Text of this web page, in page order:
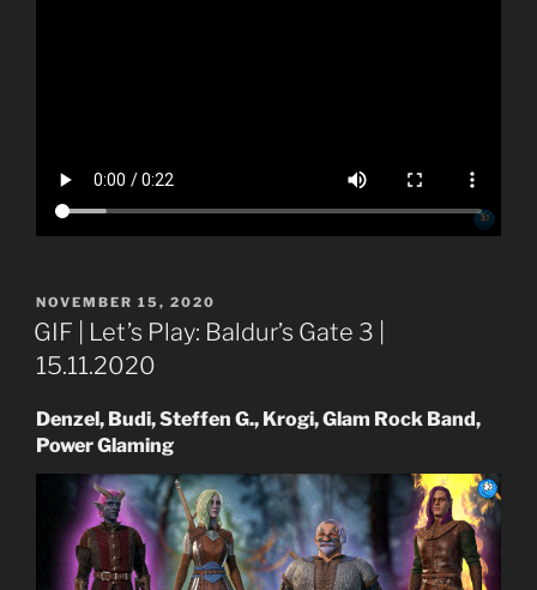
VERÖFFENTLICHT
AM
NOVEMBER 15, 2020
GIF | Let’s Play: Baldur’s Gate 3 |
15.11.2020
Denzel, Budi, Steffen G., Krogi, Glam Rock Band,
Power Glaming